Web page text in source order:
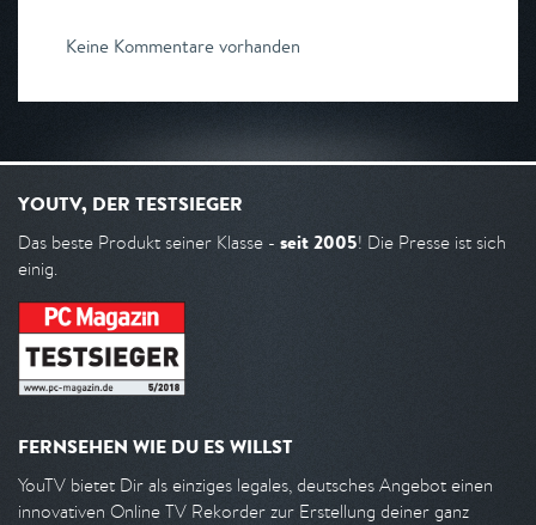
Keine Kommentare vorhanden
YOUTV, DER TESTSIEGER
Das beste Produkt seiner Klasse - seit 2005! Die Presse ist sich
einig.
FERNSEHEN WIE DU ES WILLST
YouTV bietet Dir als einziges legales, deutsches Angebot einen
innovativen Online TV Rekorder zur Erstellung deiner ganz